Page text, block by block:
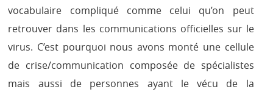
vocabulaire compliqué comme celui qu’on peut
retrouver dans les communications officielles sur le
virus. C’est pourquoi nous avons monté une cellule
de crise/communication composée de spécialistes
mais aussi de personnes ayant le vécu de la